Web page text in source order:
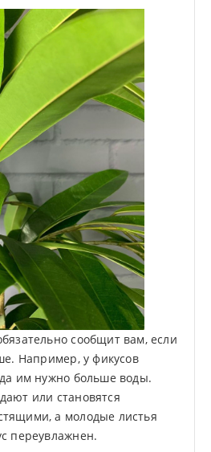
сообщит вам, если
Например, у фикусов
им нужно больше воды.
или становятся
а молодые листья
переувлажнен.